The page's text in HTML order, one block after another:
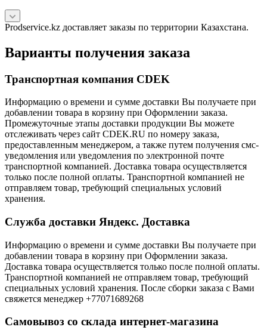
Prodservice.kz доставляет заказы по территории Казахстана.
Варианты получения заказа
Транспортная компания CDEK
Информацию о времени и сумме доставки Вы получаете при
добавлении товара в корзину при Оформлении заказа.
Промежуточные этапы доставки продукции Вы можете
отслеживать через сайт CDEK.RU по номеру заказа,
предоставленным менеджером, а также путем получения смс-
уведомления или уведомления по электронной почте
транспортной компанией. Доставка товара осуществляется
только после полной оплаты. Транспортной компанией не
отправляем товар, требующий специальных условий
хранения.
Служба доставки Яндекс. Доставка
Информацию о времени и сумме доставки Вы получаете при
добавлении товара в корзину при Оформлении заказа.
Доставка товара осуществляется только после полной оплаты.
Транспортной компанией не отправляем товар, требующий
специальных условий хранения. После сборки заказа с Вами
свяжется менеджер +77071689268
Самовывоз со склада интернет-магазина